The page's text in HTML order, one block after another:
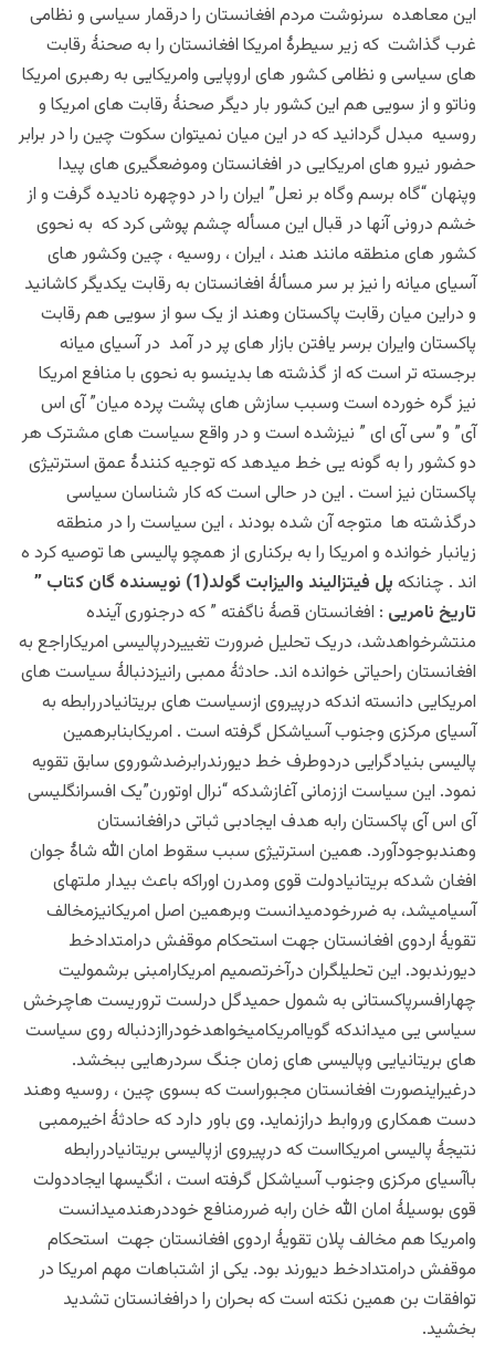
این معاهده سرنوشت مردم افغانستان را درقمار سیاسی و نظامی
غرب گذاشت که زیر سیطرۀ امریکا افغانستان را به صحنۀ رقابت
های سیاسی و نظامی کشور های اروپایی وامریکایی به رهبری امریکا
وناتو و از سویی هم این کشور بار دیگر صحنۀ رقابت های امریکا و
روسیه مبدل گردانید که در این میان نمیتوان سکوت چین را در برابر
حضور نیرو های امریکایی در افغانستان وموضعگیری های پیدا
وپنهان “گاه برسم وگاه بر نعل” ایران را در دوچهره نادیده گرفت و از
خشم درونی آنها در قبال این مسأله چشم پوشی کرد که به نحوی
کشور های منطقه مانند هند ، ایران ، روسیه ، چین وکشور های
آسیای میانه را نیز بر سر مسألۀ افغانستان به رقابت یکدیگر کاشانید
و دراین میان رقابت پاکستان وهند از یک سو از سویی هم رقابت
پاکستان وایران برسر یافتن بازار های پر در آمد در آسیای میانه
برجسته تر است که از گذشته ها بدینسو به نحوی با منافع امریکا
نیز گره خورده است وسبب سازش های پشت پرده میان” آی اس
آی” و”سی آی ای ” نیزشده است و در واقع سیاست های مشترک هر
دو کشور را به گونه یی خط میدهد که توجیه کنندۀ عمق استرتیژی
پاکستان نیز است . این در حالی است که کار شناسان سیاسی
درگذشته ها متوجه آن شده بودند ، این سیاست را در منطقه
زیانبار خوانده و امریکا را به برکناری از همچو پالیسی ها توصیه کرد ه
اند . چنانکه
پل فیتزالیند والیزابت گولد(1) نویسنده گان کتاب ”
تاریخ نامریی : افغانستان قصۀ ناگفته ” که درجنوری آینده
منتشرخواهدشد، دریک تحلیل ضرورت تغییردرپالیسی امریکاراجع به
افغانستان راحیاتی خوانده اند. حادثۀ ممبی رانیزدنبالۀ سیاست های
امریکایی دانسته اندکه درپیروی ازسیاست های بریتانیادررابطه به
آسیای مرکزی وجنوب آسیاشکل گرفته است . امریکابنابرهمین
پالیسی بنیادگرایی دردوطرف خط دیورندرابرضدشوروی سابق تقویه
نمود. این سیاست اززمانی آغازشدکه “نرال اوتورن”یک افسرانگلیسی
آی اس آی پاکستان رابه هدف ایجادبی ثباتی درافغانستان
وهندبوجودآورد. همین استرتیژی سبب سقوط امان الله شاۀ جوان
افغان شدکه بریتانیادولت قوی ومدرن اوراکه باعث بیدار ملتهای
آسیامیشد، به ضررخودمیدانست وبرهمین اصل امریکانیزمخالف
تقویۀ اردوی افغانستان جهت استحکام موقفش درامتدادخط
دیورندبود. این تحلیلگران درآخرتصمیم امریکارامبنی برشمولیت
چهارافسرپاکستانی به شمول حمیدگل درلست تروریست هاچرخش
سیاسی یی میداندکه گویاامریکامیخواهدخودراازدنباله روی سیاست
های بریتانیایی وپالیسی های زمان جنگ سردرهایی ببخشد.
درغیراینصورت افغانستان مجبوراست که بسوی چین ، روسیه وهند
دست همکاری وروابط درازنماید. وی باور دارد که حادثۀ اخیرممبی
نتیجۀ پالیسی امریکااست که درپیروی ازپالیسی بریتانیادررابطه
باآسیای مرکزی وجنوب آسیاشکل گرفته است ، انگیسها ایجاددولت
قوی بوسیلۀ امان الله خان رابه ضررمنافع خوددرهندمیدانست
وامریکا هم مخالف پلان تقویۀ اردوی افغانستان جهت استحکام
موقفش درامتدادخط دیورند بود. یکی از اشتباهات مهم امریکا در
توافقات بن همین نکته است که بحران را درافغانستان تشدید
بخشید.